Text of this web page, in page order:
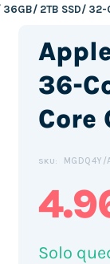
2TB SSD/ 32-
36-
Core
SKU: MGDQ4Y/
Solo